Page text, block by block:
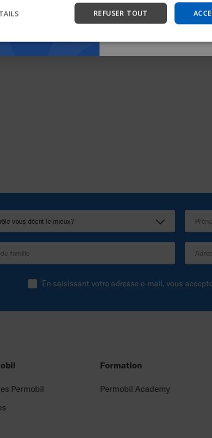
En saisissant votre adresse e-mail, vous
Permobil
Formation
Permobil Academy
Commencer
REFUSER TOUT